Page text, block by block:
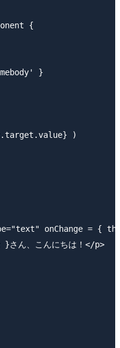
{
}
)
onChange = {
ん、こんにちは！</p>